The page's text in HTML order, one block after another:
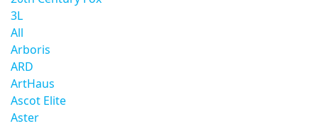
3L
All
Arboris
ARD
ArtHaus
Ascot Elite
Aster